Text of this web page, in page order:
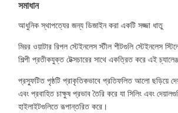
সমাধান
আধুনিক স্থাপত্যের জন্য ডিজাইন করা একটি সজ্জা ধাতু
মিরর ওয়াটার রিপল স্টেইনলেস স্টীল শীটগুলি স্টেইনলেস
শিল্পী প্রতীকযুক্ত টেক্সচারের সাথে একত্রিত করে এই
প্রস্ফুটিত পৃষ্ঠটি প্রাকৃতিকভাবে প্রতিফলিত আলো ছড়িয়ে
এবং প্রবাহিত চাক্ষুষ প্রভাব তৈরি করে যা সিলিং এবং
হাইলাইটগুলিতে রূপান্তরিত করে।